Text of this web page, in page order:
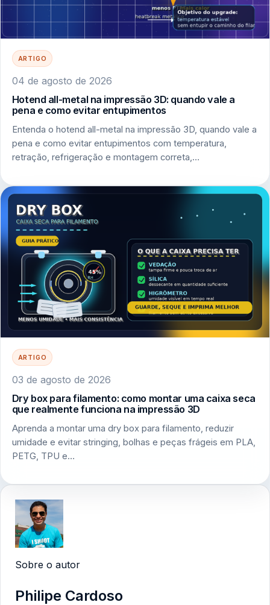
ARTIGO
04 de agosto de 2026
Hotend all-metal na impressão 3D: quando vale a
pena e como evitar entupimentos
Entenda o hotend all-metal na impressão 3D, quando vale a
pena e como evitar entupimentos com temperatura,
retração, refrigeração e montagem correta,…
ARTIGO
03 de agosto de 2026
Dry box para filamento: como montar uma caixa seca
que realmente funciona na impressão 3D
Aprenda a montar uma dry box para filamento, reduzir
umidade e evitar stringing, bolhas e peças frágeis em PLA,
PETG, TPU e…
Sobre o autor
Philipe Cardoso